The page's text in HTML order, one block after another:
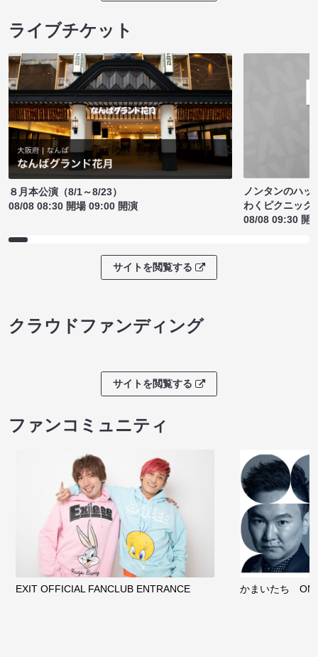
ライブチケット
８月本公演（8/1～8/23）
08/08 08:30 開場 09:00 開演
ノンタンのハッ
わくピクニック
08/08 09:30 開
サイトを閲覧する
クラウドファンディング
サイトを閲覧する
ファンコミュニティ
EXIT OFFICIAL FANCLUB ENTRANCE かまいたち